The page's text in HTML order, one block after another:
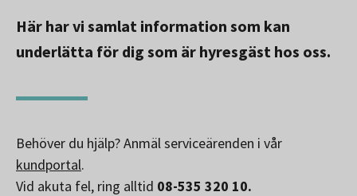
Här har vi samlat information som kan
underlätta för dig som är hyresgäst hos oss.
Behöver du hjälp? Anmäl serviceärenden i vår
kundportal.
Vid akuta fel, ring alltid 08-535 320 10.